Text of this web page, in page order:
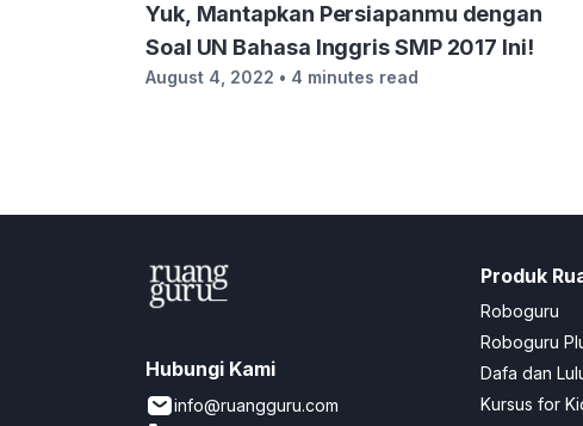
Yuk, Mantapkan Persiapanmu dengan
Soal UN Bahasa Inggris SMP 2017 Ini!
August 4, 2022 • 4 minutes read
Hubungi Kami
info@ruangguru.com
Produk
Roboguru
Roboguru
Dafa dan
Kursus for